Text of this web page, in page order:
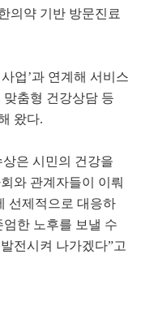
의약 기반 방문진료
업’과 연계해 서비스
춤형 건강상담 등
왔다.
은 시민의 건강을
와 관계자들이 이뤄
선제적으로 대응하
한 노후를 보낼 수
전시켜 나가겠다”고